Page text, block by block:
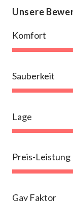
Unsere
Komfort
Sauberkeit
Lage
Preis-Leistung
Gay Faktor